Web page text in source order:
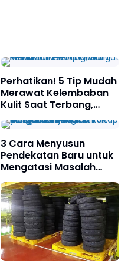
Perhatikan! 5 Tip Mudah
Merawat Kelembaban
Kulit Saat Terbang,
Sangat Praktis
3 Cara Menyusun
Pendekatan Baru untuk
Mengatasi Masalah
dengan Tenang dan
Sikap yang Lebih Positif
& Terstruktur!